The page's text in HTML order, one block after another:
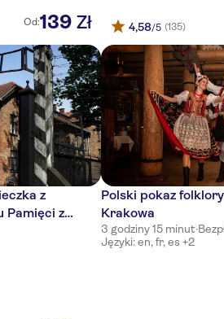
Od:139 Zł 4,58/5 (135)
z
Pamięci z
Polski pokaz
Krakowa
3 godziny 15 minut·
Języki: en, fr, es +2